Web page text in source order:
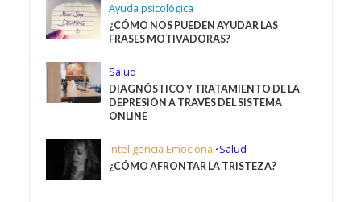
Ayuda psicológica
¿CÓMO NOS PUEDEN AYUDAR LAS
FRASES MOTIVADORAS?
Salud
DIAGNÓSTICO Y TRATAMIENTO DE LA
DEPRESIÓN A TRAVÉS DEL SISTEMA
ONLINE
Inteligencia Emocional•Salud
¿CÓMO AFRONTAR LA TRISTEZA?